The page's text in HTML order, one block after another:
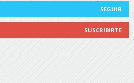
SEGUIR
SUSCRIBIRTE